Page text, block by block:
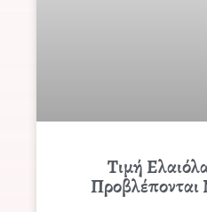
Τιμή
Προβλέπονται